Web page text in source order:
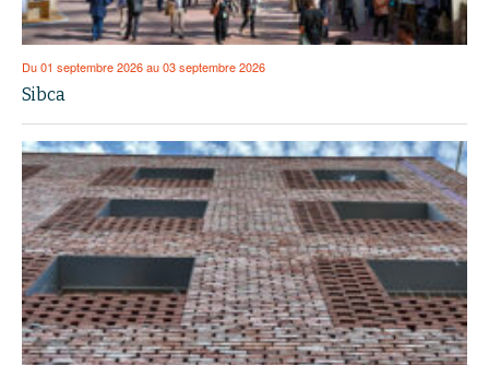
Du 01 septembre 2026 au 03 septembre 2026
Sibca